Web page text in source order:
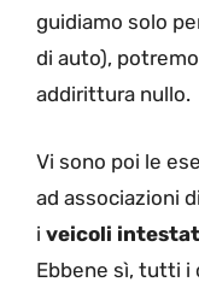
guidiamo solo
di auto),
addirittura nullo.
Vi sono poi le
ad associazioni
i veicoli
Ebbene sì, tutti i